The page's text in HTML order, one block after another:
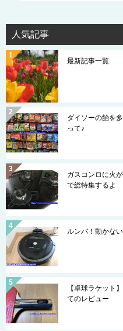
人気記事
最新記事一覧
ダイソーの飴を
って♪
ガスコンロに火
で総特集するよ
ルンバ！動かな
【卓球ラケット
てのレビュー